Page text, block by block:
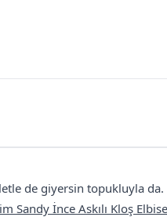
de giyersin topukluyla
Sandy İnce Askılı Kloş Elbise